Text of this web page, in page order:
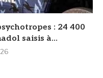
: 24 400
saisis à...